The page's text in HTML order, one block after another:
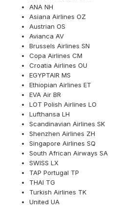
ANA NH
Asiana Airlines OZ
Austrian OS
Avianca AV
Brussels Airlines SN
Copa Airlines CM
Croatia Airlines OU
EGYPTAIR MS
Ethiopian Airlines ET
EVA Air BR
LOT Polish Airlines LO
Lufthansa LH
Scandinavian Airlines SK
Shenzhen Airlines ZH
Singapore Airlines SQ
South African Airways SA
SWISS LX
TAP Portugal TP
THAI TG
Turkish Airlines TK
United UA